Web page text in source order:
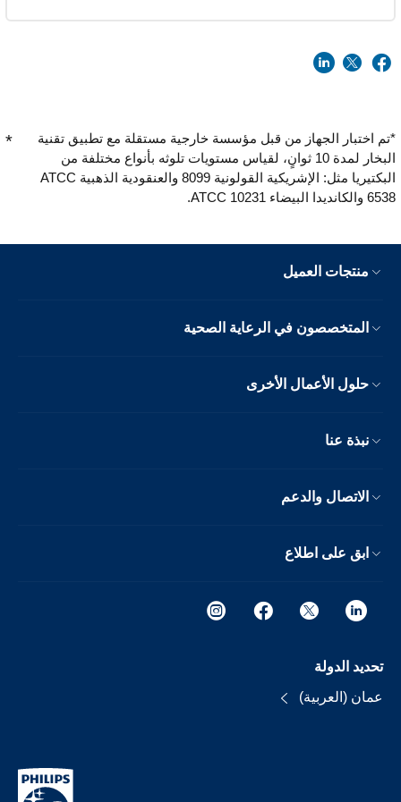
*تم اختبار الجهاز من قبل مؤسسة خارجية مستقلة مع تطبيق تقنية
البخار لمدة 10 ثوانٍ، لقياس مستويات تلوثه بأنواع مختلفة من
البكتيريا مثل: الإشريكية القولونية 8099 والعنقودية الذهبية ATCC
6538 والكانديدا البيضاء ATCC 10231.
منتجات العميل
المتخصصون في الرعاية الصحية
حلول الأعمال الأخرى
نبذة عنا
الاتصال والدعم
ابق على اطلاع
تحديد الدولة
عمان (العربية)